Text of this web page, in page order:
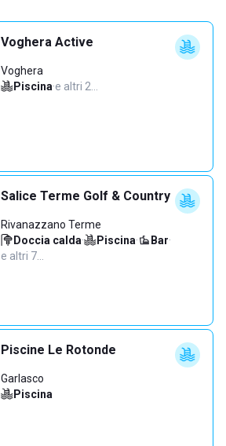
Voghera Active
Voghera
Piscina·e altri 2…
Salice Terme Golf & Country
Rivanazzano Terme
Doccia calda· Piscina· Bar·
e altri 7…
Piscine Le Rotonde
Garlasco
Piscina